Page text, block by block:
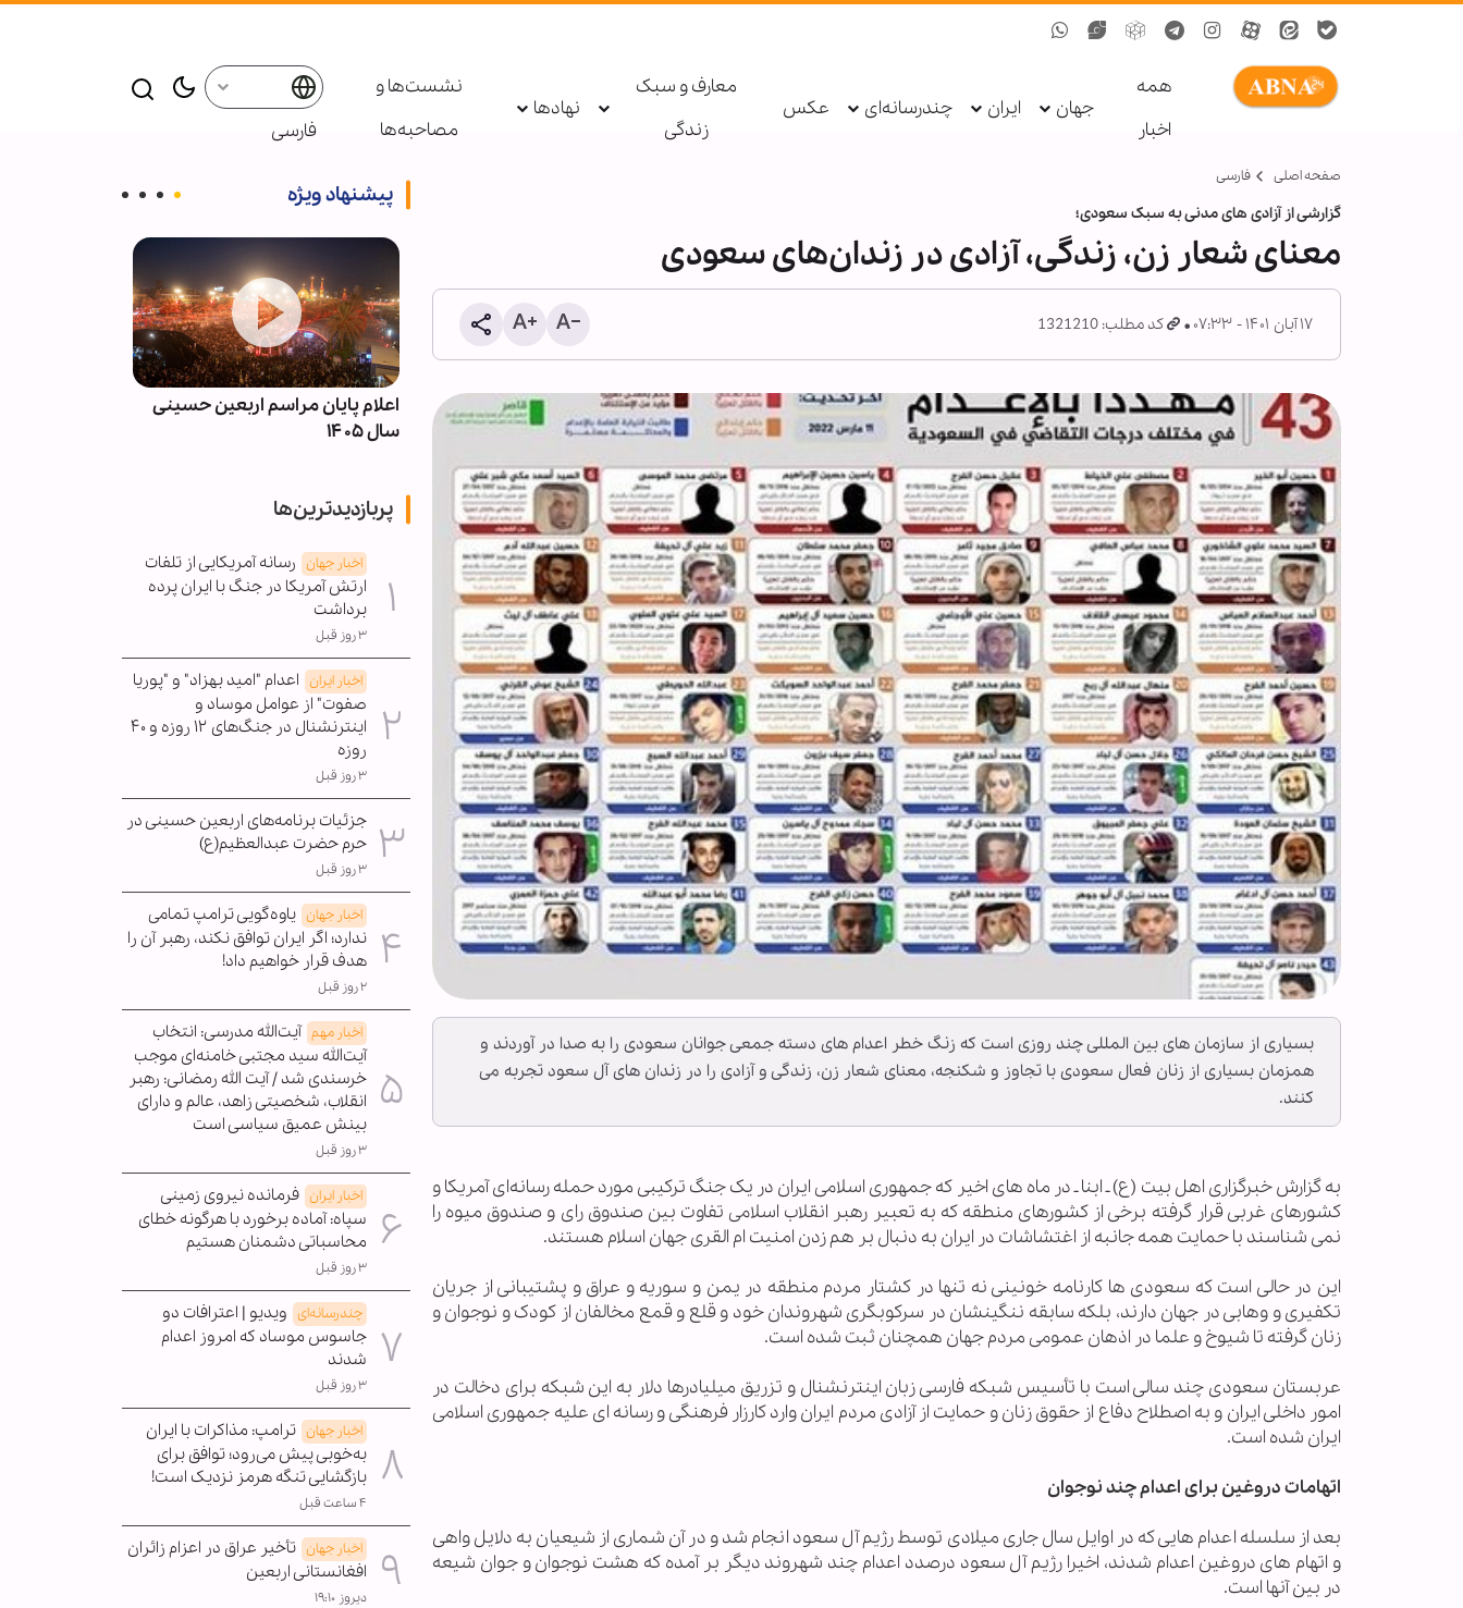
همه
اخبار
جهان ایران چندرسانه‌ای عکس
معارف و سبک
زندگی
نهادها
نشست‌ها و
مصاحبه‌ها
فارسی
صفحه اصلی فارسی
گزارشی از آزادی های مدنی به سبک سعودی؛
معنای شعار زن، زندگی، آزادی در زندان‌های سعودی
۱۷ آبان ۱۴۰۱ - ۰۷:۳۳ کد مطلب: 1321210
بسیاری از سازمان های بین المللی چند روزی است که زنگ خطر اعدام های دسته جمعی جوانان سعودی را به صدا در آوردند و
همزمان بسیاری از زنان فعال سعودی با تجاوز و شکنجه، معنای شعار زن، زندگی و آزادی را در زندان های آل سعود تجربه می
کنند.
به گزارش خبرگزاری اهل بيت (ع) ـ ابنا ـ در ماه های اخیر که جمهوری اسلامی ایران در یک جنگ ترکیبی مورد حمله رسانه‌ای آمریکا و
کشورهای غربی قرار گرفته برخی از کشورهای منطقه که به تعبیر رهبر انقلاب اسلامی تفاوت بین صندوق رای و صندوق میوه را
نمی شناسند با حمایت همه جانبه از اغتشاشات در ایران به دنبال بر هم زدن امنیت ام القری جهان اسلام هستند.
این در حالی است که سعودی ها کارنامه خونینی نه تنها در کشتار مردم منطقه در یمن و سوریه و عراق و پشتیبانی از جریان
تکفیری و وهابی در جهان دارند، بلکه سابقه ننگینشان در سرکوبگری شهروندان خود و قلع و قمع مخالفان از کودک و نوجوان و
زنان گرفته تا شیوخ و علما در اذهان عمومی مردم جهان همچنان ثبت شده است.
عربستان سعودی چند سالی است با تأسیس شبکه فارسی زبان اینترنشنال و تزریق میلیادرها دلار به این شبکه برای دخالت در
امور داخلی ایران و به اصطلاح دفاع از حقوق زنان و حمایت از آزادی مردم ایران وارد کارزار فرهنگی و رسانه ای علیه جمهوری اسلامی
ایران شده است.
اتهامات دروغین برای اعدام چند نوجوان
بعد از سلسله اعدام هایی که در اوایل سال جاری میلادی توسط رژیم آل سعود انجام شد و در آن شماری از شیعیان به دلایل واهی
و اتهام های دروغین اعدام شدند، اخیرا رژیم آل سعود درصدد اعدام چند شهروند دیگر بر آمده که هشت نوجوان و جوان شیعه
در بین آنها است.
پیشنهاد ویژه
پادکست ابنا - روایت یک دهه | پشت
درهای جُرف
اعلام پایان مراسم اربعین حسینی
سال ۱۴۰۵
پربازدیدترین‌ها
اخبار جهان رسانه آمریکایی از تلفات
ارتش آمریکا در جنگ با ایران پرده
برداشت
۳ روز قبل
اخبار ایران اعدام "امید بهزاد" و "پوریا
صفوت" از عوامل موساد و
اینترنشنال در جنگ‌های ۱۲ روزه و ۴۰
روزه
۳ روز قبل
جزئیات برنامه‌های اربعین حسینی در
حرم حضرت عبدالعظیم(ع)
۳ روز قبل
اخبار جهان یاوه‌گویی ترامپ تمامی
ندارد؛ اگر ایران توافق نکند، رهبر آن را
هدف قرار خواهیم داد!
۲ روز قبل
اخبار مهم آیت‌الله مدرسی: انتخاب
آیت‌الله سید مجتبی خامنه‌ای موجب
خرسندی شد / آیت الله رمضانی: رهبر
انقلاب، شخصیتی زاهد، عالم و دارای
بینش عمیق سیاسی است
۳ روز قبل
اخبار ایران فرمانده نیروی زمینی
سپاه: آماده برخورد با هرگونه خطای
محاسباتی دشمنان هستیم
۳ روز قبل
چندرسانه‌ای ویدیو | اعترافات دو
جاسوس موساد که امروز اعدام
شدند
۳ روز قبل
اخبار جهان ترامپ: مذاکرات با ایران
به‌خوبی پیش می‌رود؛ توافق برای
بازگشایی تنگه هرمز نزدیک است!
۴ ساعت قبل
اخبار جهان تأخیر عراق در اعزام زائران
افغانستانی اربعین
دیروز ۱۹:۱۰